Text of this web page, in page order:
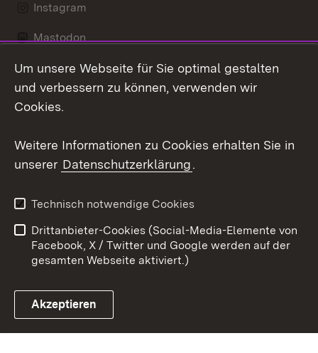
Instagram
Mastodon
Messenger
Link zum Landesportal
Kontakt
Impressum
Cookies
Um unsere Webseite für Sie optimal gestalten
und verbessern zu können, verwenden wir
Cookies.
Weitere Informationen zu Cookies erhalten Sie in
unserer Datenschutzerklärung.
Technisch notwendige Cookies
Drittanbieter-Cookies (Social-Media-Elemente von
Facebook, X / Twitter und Google werden auf der
gesamten Webseite aktiviert.)
Akzeptieren